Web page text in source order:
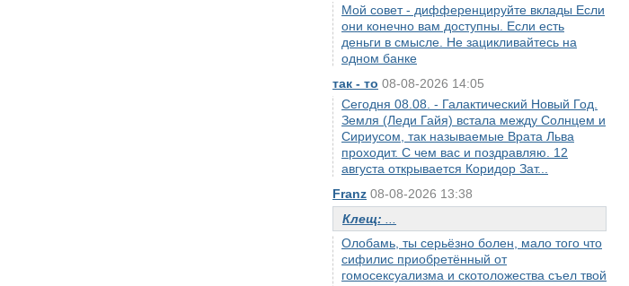
Мой совет - дифференцируйте вклады Если
они конечно вам доступны. Если есть
деньги в смысле. Не зацикливайтесь на
одном банке
так - то 08-08-2026 14:05
Сегодня 08.08. - Галактический Новый Год.
Земля (Леди Гайя) встала между Солнцем и
Сириусом, так называемые Врата Льва
проходит. С чем вас и поздравляю. 12
августа открывается Коридор Зат...
Franz 08-08-2026 13:38
Клещ:
Олобамь, ты серьёзно болен, мало того что
сифилис приобретённый от
гомосексуализма и скотоложества съел твой